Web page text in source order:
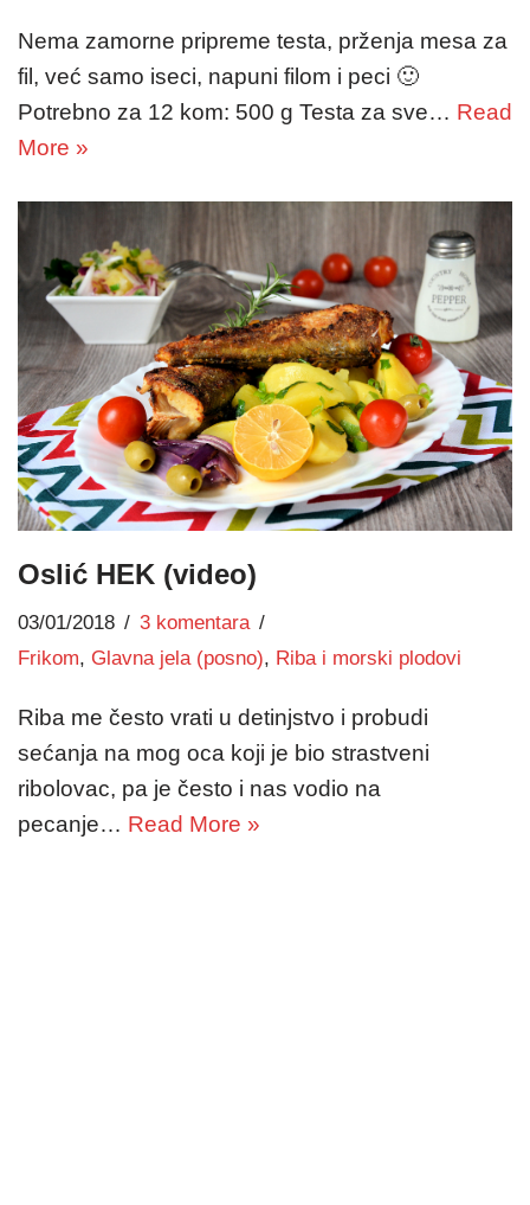
Nema zamorne pripreme testa, prženja mesa za
fil, već samo iseci, napuni filom i peci 🙂
Potrebno za 12 kom: 500 g Testa za sve… Read
More »
Oslić HEK (video)
03/01/2018
3 komentara
Frikom, Glavna jela (posno), Riba i morski plodovi
Riba me često vrati u detinjstvo i probudi
sećanja na mog oca koji je bio strastveni
ribolovac, pa je često i nas vodio na
pecanje… Read More »